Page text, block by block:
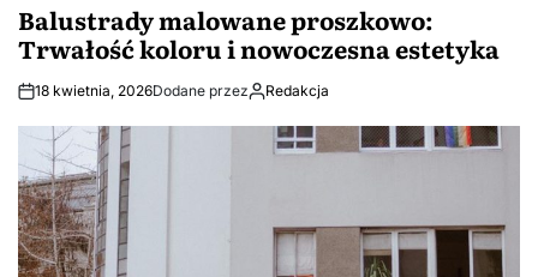
Balustrady malowane proszkowo:
Trwałość koloru i nowoczesna estetyka
18 kwietnia, 2026Dodane przez Redakcja